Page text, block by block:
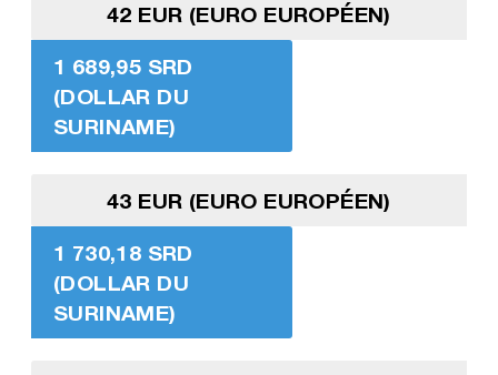
42 EUR (EURO EUROPÉEN)
1 689,95 SRD
(DOLLAR DU
SURINAME)
43 EUR (EURO EUROPÉEN)
1 730,18 SRD
(DOLLAR DU
SURINAME)